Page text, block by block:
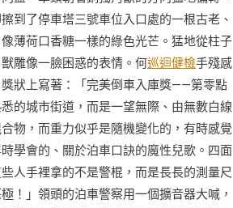
到了停車塔三號車位入口處的一根古老、
薄荷口香糖一樣的綠色光芒。猛地從柱子
雕像一臉困惑的表情。何巡迴健檢手殘感
狀上寫著：「完美倒車入庫獎——第零點
的城市街道，而是一望無際、由無數白線
物，而重力似乎是隨機變化的，有時感覺
學會的、關於泊車口訣的魔性兒歌。四面
人手裡拿的不是警棍，而是長長的測量尺
！」領頭的泊車警察用一個擴音器大喊，